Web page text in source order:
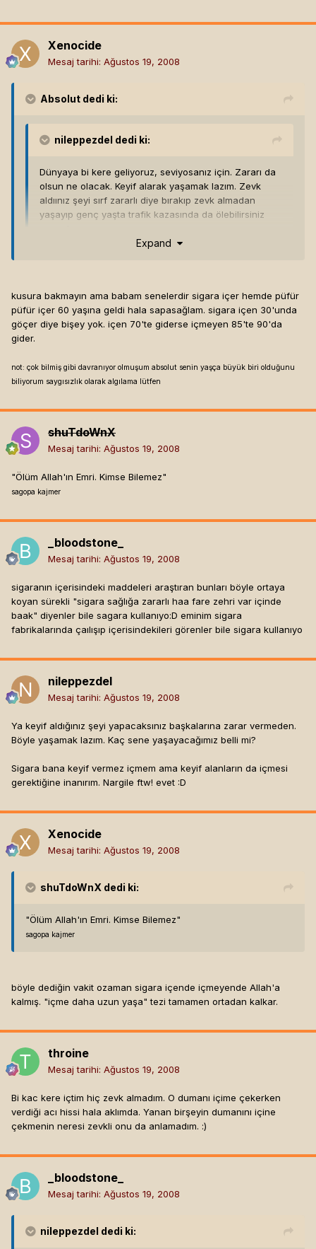
Xenocide
Mesaj tarihi: Ağustos 19, 2008
Absolut dedi ki:
nileppezdel dedi ki:
Dünyaya bi kere geliyoruz, seviyosanız için. Zararı da
olsun ne olacak. Keyif alarak yaşamak lazım. Zevk
aldıınız şeyi sırf zararlı diye bırakıp zevk almadan
yaşayıp genç yaşta trafik kazasında da ölebilirsiniz
İçmeyin, sevdiklerinize içirtmeyin.
Expand
kusura bakmayın ama babam senelerdir sigara içer hemde püfür
püfür içer 60 yaşına geldi hala sapasağlam. sigara içen 30'unda
göçer diye bişey yok. içen 70'te giderse içmeyen 85'te 90'da
gider.
not: çok bilmiş gibi davranıyor olmuşum absolut senin yaşça büyük biri olduğunu
biliyorum saygısızlık olarak algılama lütfen
shuTdoWnX
Mesaj tarihi: Ağustos 19, 2008
"Ölüm Allah'ın Emri. Kimse Bilemez"
sagopa kajmer
_bloodstone_
Mesaj tarihi: Ağustos 19, 2008
sigaranın içerisindeki maddeleri araştıran bunları böyle ortaya
koyan sürekli "sigara sağlığa zararlı haa fare zehri var içinde
baak" diyenler bile sagara kullanıyo:D eminim sigara
fabrikalarında çaılışıp içerisindekileri görenler bile sigara kullanıyo
nileppezdel
Mesaj tarihi: Ağustos 19, 2008
Ya keyif aldığınız şeyi yapacaksınız başkalarına zarar vermeden.
Böyle yaşamak lazım. Kaç sene yaşayacağımız belli mi?
Sigara bana keyif vermez içmem ama keyif alanların da içmesi
gerektiğine inanırım. Nargile ftw! evet :D
Xenocide
Mesaj tarihi: Ağustos 19, 2008
shuTdoWnX dedi ki:
"Ölüm Allah'ın Emri. Kimse Bilemez"
sagopa kajmer
böyle dediğin vakit ozaman sigara içende içmeyende Allah'a
kalmış. "içme daha uzun yaşa" tezi tamamen ortadan kalkar.
throine
Mesaj tarihi: Ağustos 19, 2008
Bi kac kere içtim hiç zevk almadım. O dumanı içime çekerken
verdiği acı hissi hala aklımda. Yanan birşeyin dumanını içine
çekmenin neresi zevkli onu da anlamadım. :)
_bloodstone_
Mesaj tarihi: Ağustos 19, 2008
nileppezdel dedi ki: